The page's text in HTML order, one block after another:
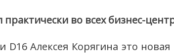
во всех бизнес-
D16Алексея Корягина это